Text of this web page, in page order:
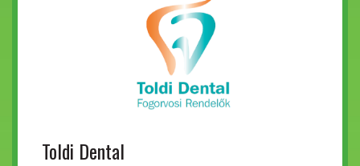
Toldi Dental